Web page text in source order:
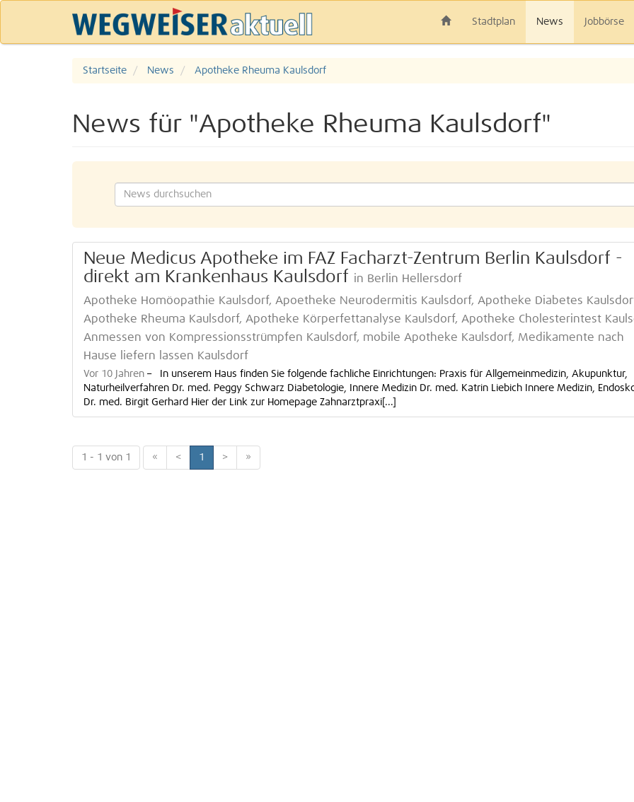
Stadtplan News Jobbörse
Startseite News Apotheke Rheuma Kaulsdorf
News für "Apotheke Rheuma Kaulsdorf"
Neue Medicus Apotheke im FAZ Facharzt-Zentrum Berlin Kaulsdorf -
direkt am Krankenhaus Kaulsdorf in Berlin Hellersdorf
Apotheke Homöopathie Kaulsdorf, Apoetheke Neurodermitis Kaulsdorf, Apotheke Diabetes
Apotheke Rheuma Kaulsdorf, Apotheke Körperfettanalyse Kaulsdorf, Apotheke Cholesterintest
Anmessen von Kompressionsstrümpfen Kaulsdorf, mobile Apotheke Kaulsdorf, Medikamente nach
Hause liefern lassen Kaulsdorf
Vor 10 Jahren –
In unserem Haus finden Sie folgende fachliche Einrichtungen: Praxis für Allgemeinmedizin, Akupunktur,
Naturheilverfahren Dr. med. Peggy Schwarz Diabetologie, Innere Medizin Dr. med. Katrin Liebich Innere Medizin,
Dr. med. Birgit Gerhard Hier der Link zur Homepage Zahnarztpraxi[...]
1 - 1 von 1 « < 1 > »